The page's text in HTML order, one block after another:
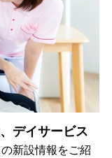
デイサービス
新設情報をご紹